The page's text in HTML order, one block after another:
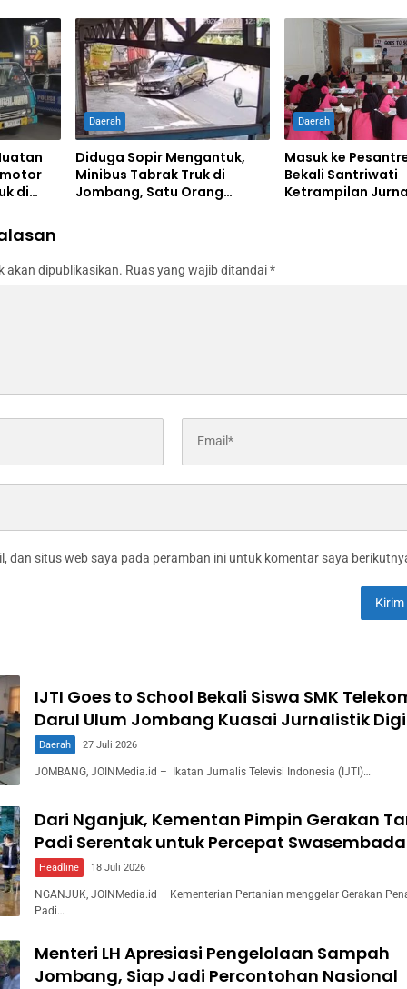
di
Daerah
Diduga Sopir Mengantuk,
Minibus Tabrak Truk di
Jombang, Satu Orang
Daerah
Masuk ke
Bekali Santriwati
Ketrampilan
akan dipublikasikan. Ruas yang wajib ditandai*
dan situs web saya pada peramban ini untuk komentar saya
IJTI Goes to School Bekali Siswa SMK
Darul Ulum Jombang Kuasai Jurnalistik
Daerah 27 Juli 2026
JOMBANG, JOINMedia.id – Ikatan Jurnalis Televisi Indonesia (IJTI)…
Dari Nganjuk, Kementan Pimpin Gerakan
Padi Serentak untuk Percepat
Headline 18 Juli 2026
NGANJUK, JOINMedia.id – Kementerian Pertanian menggelar Gerakan
Padi…
Menteri LH Apresiasi Pengelolaan Sampah
Jombang, Siap Jadi Percontohan Nasional